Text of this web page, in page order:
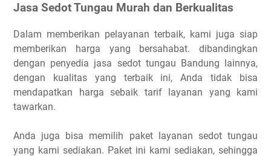
Jasa Sedot Tungau Murah dan Berkualitas
Dalam memberikan pelayanan terbaik, kami juga siap
memberikan harga yang bersahabat. dibandingkan
dengan penyedia jasa sedot tungau Bandung lainnya,
dengan kualitas yang terbaik ini, Anda tidak bisa
mendapatkan harga sebaik tarif layanan yang kami
tawarkan.
Anda juga bisa memilih paket layanan sedot tungau
yang kami sediakan. Paket ini kami sediakan, sehingga